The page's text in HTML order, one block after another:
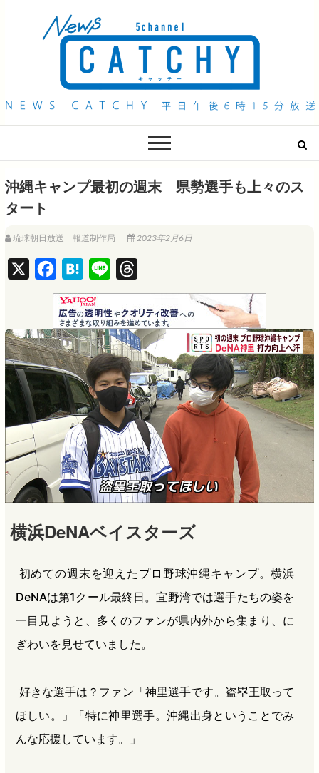
QAB NEWS Headline
沖縄キャンプ最初の週末 県勢選手も上々のス
タート
琉球朝日放送 報道制作局 2023年2月6日
a
c
e
b
o
k
H
a
t
e
n
a
i
n
e
h
r
e
a
d
s
横浜DeNAベイスターズ
初めての週末を迎えたプロ野球沖縄キャンプ。横浜
DeNAは第1クール最終日。宜野湾では選手たちの姿を
一目見ようと、多くのファンが県内外から集まり、に
ぎわいを見せていました。
好きな選手は？ファン「神里選手です。盗塁王取って
ほしい。」「特に神里選手。沖縄出身ということでみ
んな応援しています。」